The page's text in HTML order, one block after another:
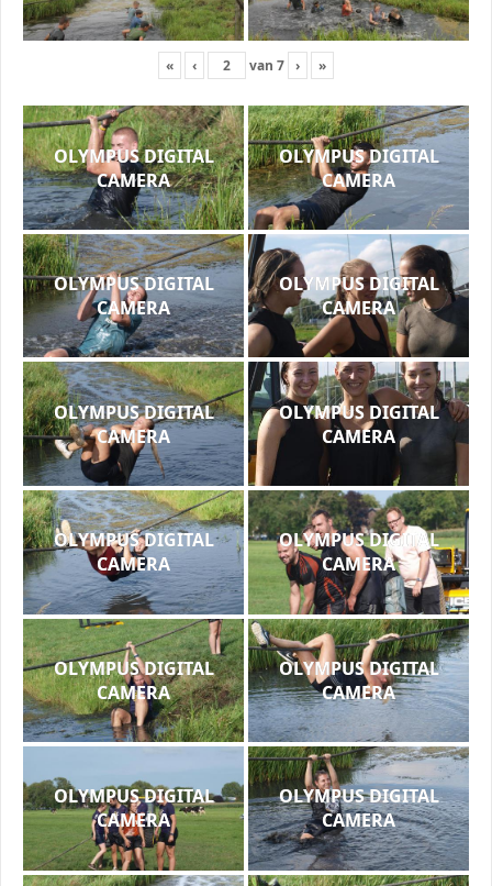
« ‹ van 7 › »
OLYMPUS DIGITAL
CAMERA
OLYMPUS DIGITAL
CAMERA
OLYMPUS DIGITAL
CAMERA
OLYMPUS DIGITAL
CAMERA
OLYMPUS DIGITAL
CAMERA
OLYMPUS DIGITAL
CAMERA
OLYMPUS DIGITAL
CAMERA
OLYMPUS DIGITAL
CAMERA
OLYMPUS DIGITAL
CAMERA
OLYMPUS DIGITAL
CAMERA
OLYMPUS DIGITAL
CAMERA
OLYMPUS DIGITAL
CAMERA